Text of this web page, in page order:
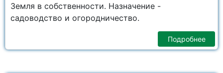
Земля в собственности. Назначение -
садоводство и огородничество.
Подробнее